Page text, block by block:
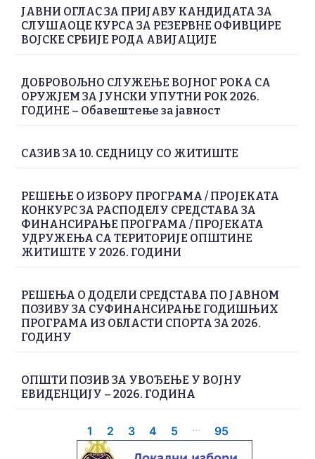
ЈАВНИ ОГЛАС ЗА ПРИЈАВУ КАНДИДАТА ЗА
СЛУШАОЦЕ КУРСА ЗА РЕЗЕРВНЕ ОФИВЦИРЕ
ВОЈСКЕ СРБИЈЕ РОДА АВИЈАЦИЈЕ
ДОБРОВОЉНО СЛУЖЕЊЕ ВОЈНОГ РОКА СА
ОРУЖЈЕМ ЗА ЈУНСКИ УПУТНИ РОК 2026.
ГОДИНЕ – Обавештење за јавност
САЗИВ ЗА 10. СЕДНИЦУ СО ЖИТИШТЕ
РЕШЕЊЕ О ИЗБОРУ ПРОГРАМА / ПРОЈЕКАТА
КОНКУРС ЗА РАСПОДЕЛУ СРЕДСТАВА ЗА
ФИНАНСИРАЊЕ ПРОГРАМА / ПРОЈЕКАТА
УДРУЖЕЊА СА ТЕРИТОРИЈЕ ОПШТИНЕ
ЖИТИШТЕ У 2026. ГОДИНИ
РЕШЕЊА О ДОДЕЛИ СРЕДСТАВА ПО ЈАВНОМ
ПОЗИВУ ЗА СУФИНАНСИРАЊЕ ГОДИШЊИХ
ПРОГРАМА ИЗ ОБЛАСТИ СПОРТА ЗА 2026.
ГОДИНУ
ОПШТИ ПОЗИВ ЗА УВОЂЕЊЕ У ВОЈНУ
ЕВИДЕНЦИЈУ – 2026. ГОДИНА
1 2 3 4 5 ... 95